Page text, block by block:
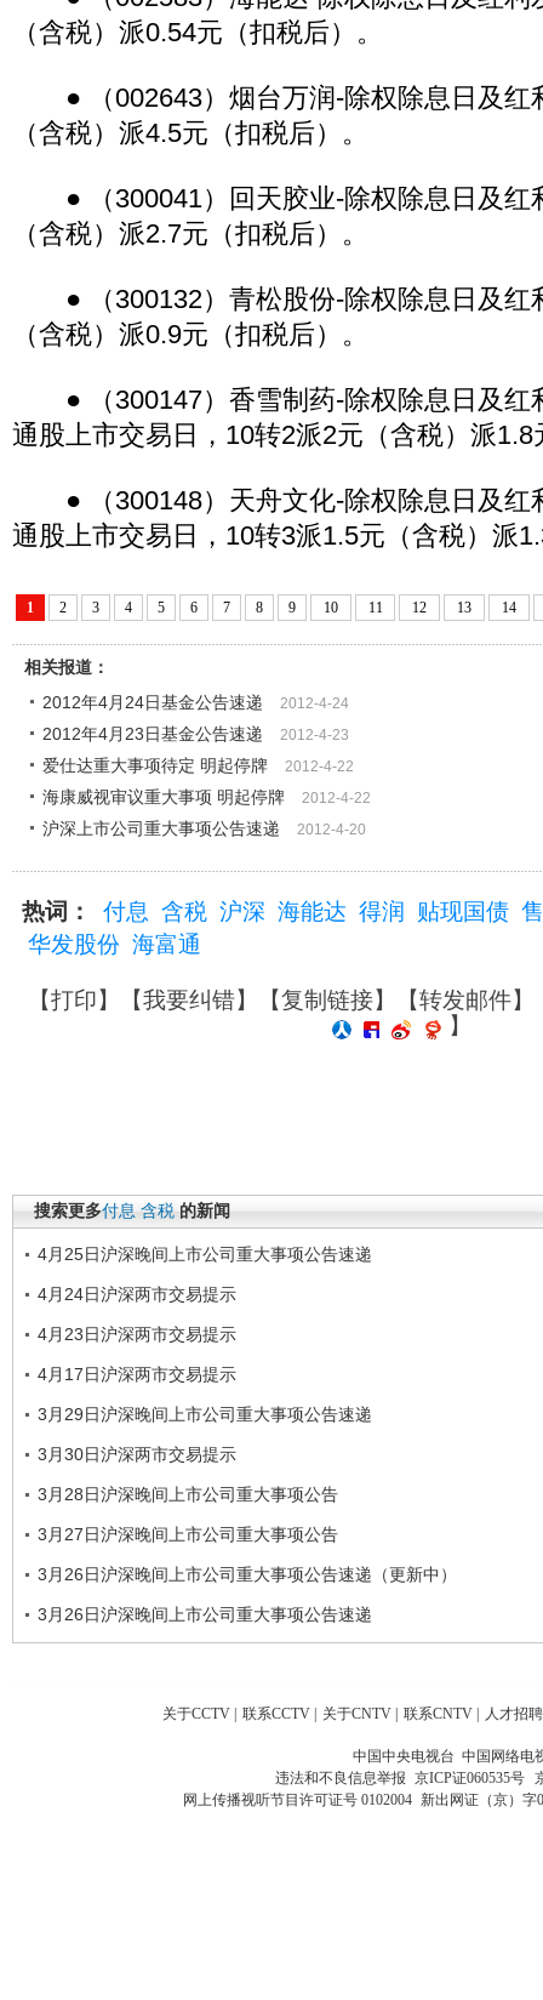
（含税）派0.54元（扣税后）。
● （002643）烟台万润-除权除息日及红
（含税）派4.5元（扣税后）。
● （300041）回天胶业-除权除息日及红
（含税）派2.7元（扣税后）。
● （300132）青松股份-除权除息日及红
（含税）派0.9元（扣税后）。
● （300147）香雪制药-除权除息日及红
通股上市交易日，10转2派2元（含税）派
● （300148）天舟文化-除权除息日及红
通股上市交易日，10转3派1.5元（含税）派
1 2 3 4 5 6 7 8 9 10 11 12 13 14
相关报道：
2012年4月24日基金公告速递
2012-4-24
2012年4月23日基金公告速递 2012-4-23
爱仕达重大事项待定 明起停牌 2012-4-22
海康威视审议重大事项 明起停牌 2012-4-22
沪深上市公司重大事项公告速递 2012-4-20
热词： 付息 含税 沪深 海能达 得润 贴现国债
华发股份 海富通
【打印】【我要纠错】【复制链接】【转发邮件】
】
搜索更多付息 含税 的新闻
4月25日沪深晚间上市公司重大事项公告速递
4月24日沪深两市交易提示
4月23日沪深两市交易提示
4月17日沪深两市交易提示
3月29日沪深晚间上市公司重大事项公告速递
3月30日沪深两市交易提示
3月28日沪深晚间上市公司重大事项公告
3月27日沪深晚间上市公司重大事项公告
3月26日沪深晚间上市公司重大事项公告速递（更新中）
3月26日沪深晚间上市公司重大事项公告速递
关于CCTV | 联系CCTV | 关于CNTV | 联系CNTV | 人才招聘
中国中央电视台 中国网络电
违法和不良信息举报 京ICP证060535号
网上传播视听节目许可证号 0102004 新出网证（京）